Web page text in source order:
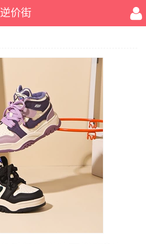
逆价街